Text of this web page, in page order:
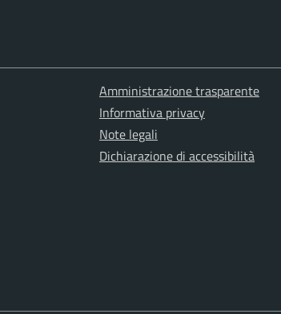
Amministrazione trasparente
Informativa privacy
Note legali
Dichiarazione di accessibilità